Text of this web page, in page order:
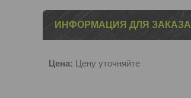
ИНФОРМАЦИЯ ДЛЯ ЗАКАЗА
Цена: Цену уточняйте